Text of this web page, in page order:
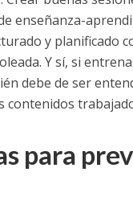
enseñanza-
y planificado
Y sí, si
debe de ser
contenidos
para